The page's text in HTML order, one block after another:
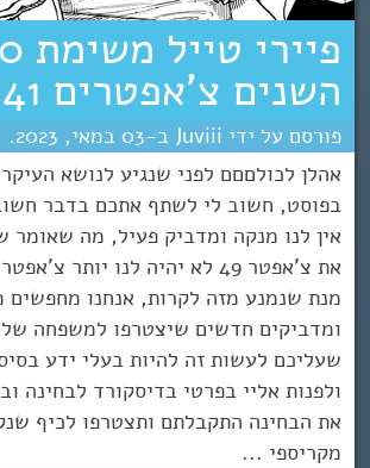
השנים צ’אפטרים 40+41!!!
Juviii
03 מאי 2023
אהלן לכולםםם לפני שנגיע לנושא
בפוסט, חשוב לי לשתף אתכם בדבר
אין לנו מנקה ומדביק פעיל, מה
את צ'אפטר 49 לא יהיה לנו יותר
מנת שנמנע מזה לקרות, אנחנו מחפשים
ומדביקים חדשים שיצטרפו למשפחה
שעליכם לעשות זה להיות בעלי ידע
ולפנות אליי בפרטי בדיסקורד לבחינה
את הבחינה התקבלתם ותצטרפו לכיף
מקריספי ...